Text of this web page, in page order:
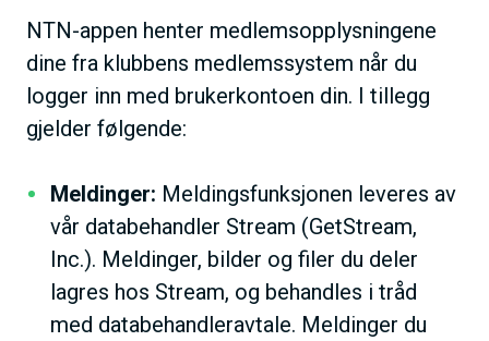
NTN-appen henter medlemsopplysningene
dine fra klubbens medlemssystem når du
logger inn med brukerkontoen din. I tillegg
gjelder følgende:
Meldinger: Meldingsfunksjonen leveres av
vår databehandler Stream (GetStream,
Inc.). Meldinger, bilder og filer du deler
lagres hos Stream, og behandles i tråd
med databehandleravtale. Meldinger du